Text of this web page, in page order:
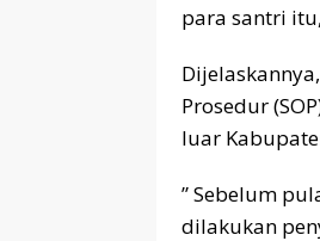
para santri
Prosedur
luar
” Sebelum
dilakukan